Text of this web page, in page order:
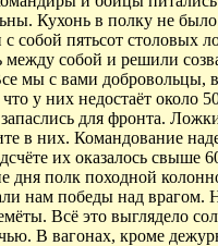
Кухонь в полку не
собой пятьсот столовых
между собой и решили
мы с вами добровольцы,
что у них недостаёт
для фронта.
в них. Командование
их оказалось свыше
дня полк походной
нам победы над врагом.
Всё это выглядело
В вагонах, кроме